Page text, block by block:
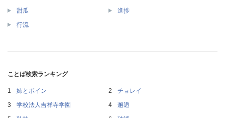
甜瓜 進捗
行流
ことば検索ランキング
姉とボイン
チョレイ
学校法人吉祥寺学園
邂逅